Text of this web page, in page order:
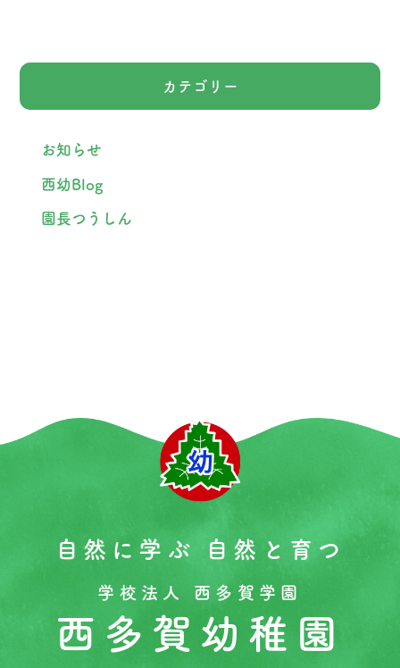
カテゴリー
お知らせ
西幼Blog
園長つうしん
自然に学ぶ 自然と育つ
学校法人 西多賀学園
西多賀幼稚園